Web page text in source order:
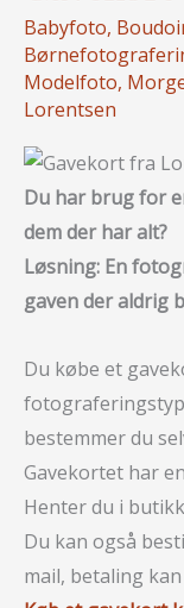
Babyfoto,
Modelfoto,
Lorentsen
Du har brug for
dem der har alt?
Løsning: En
gaven der aldrig
Du købe et
bestemmer du
Gavekortet har
Henter du i
Du kan også
mail, betaling